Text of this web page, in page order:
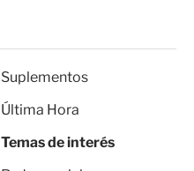
Suplementos
Última Hora
Temas de interés